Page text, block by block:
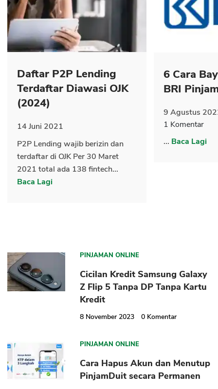
Daftar P2P Lending
Terdaftar Diawasi OJK
(2024)
14 Juni 2021
P2P Lending wajib berizin dan
terdaftar di OJK Per 30 Maret
2021 total ada 138 fintech...
Baca Lagi
6 Cara
BRI
9 Agustus
1 Komentar
... Baca Lagi
PINJAMAN ONLINE
Cicilan Kredit Samsung Galaxy
Z Flip 5 Tanpa DP Tanpa Kartu
Kredit
8 November 2023 0 Komentar
PINJAMAN ONLINE
Cara Hapus Akun dan Menutup
PinjamDuit secara Permanen